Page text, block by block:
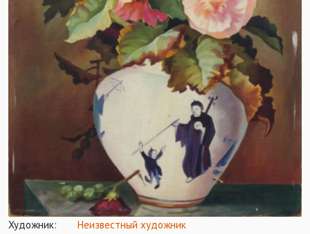
Художник:
Неизвестный художник